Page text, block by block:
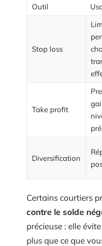
Outil
Stop loss
Take profit
Diversification
Certains courtiers
contre le solde
précieuse : elle
plus que ce que